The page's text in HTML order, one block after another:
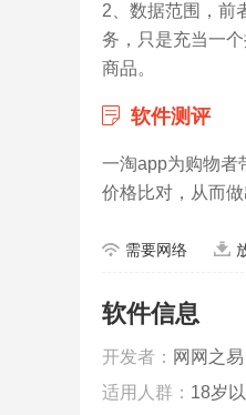
2、数据范围，前
务，只是充当一
商品。
软件测评
一淘app为购物者
价格比对，从而
需要网络
软件信息
开发者： 网网之易
适用人群： 18岁